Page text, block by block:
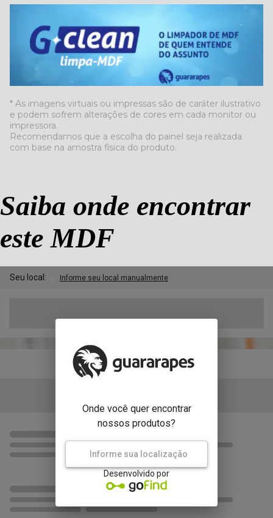
* As imagens virtuais ou impressas são de caráter ilustrativo
e podem sofrem alterações de cores em cada monitor ou
impressora.
Recomendamos que a escolha do painel seja realizada
com base na amostra física do produto.
Saiba onde encontrar
este MDF